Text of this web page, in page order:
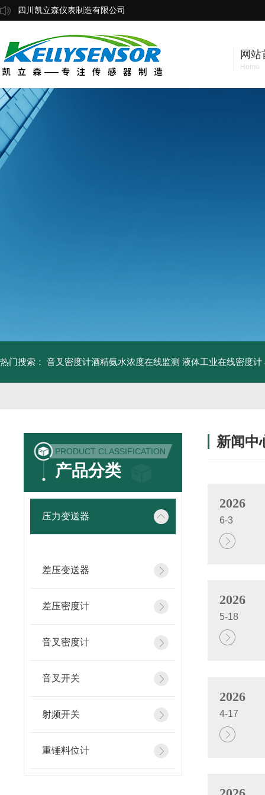
四川凯立森仪表制造有限公司
网站
Home
热门搜索： 音叉密度计酒精氨水浓度在线监测 液体工业在线密度计
PRODUCT CLASSIFICATION
产品分类
压力变送器
差压变送器
差压密度计
音叉密度计
音叉开关
射频开关
重锤料位计
新闻中
2026
6-3
2026
5-18
2026
4-17